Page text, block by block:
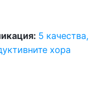
5 качества,
хора